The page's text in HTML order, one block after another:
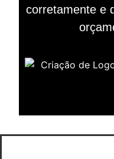
corretamente e